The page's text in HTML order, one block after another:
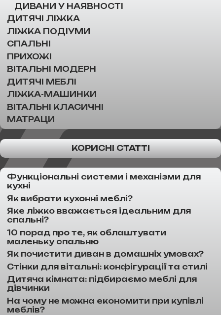
ДИВАНИ У НАЯВНОСТІ
ДИТЯЧІ ЛІЖКА
ЛІЖКА ПОДІУМИ
СПАЛЬНІ
ПРИХОЖІ
ВІТАЛЬНІ МОДЕРН
ДИТЯЧІ МЕБЛІ
ЛІЖКА-МАШИНКИ
ВІТАЛЬНІ КЛАСИЧНІ
МАТРАЦИ
КОРИСНІ СТАТТІ
Функціональні системи і механізми для
кухні
Як вибрати кухонні меблі?
Яке ліжко вважається ідеальним для
спальні?
10 порад про те, як облаштувати
маленьку спальню
Як почистити диван в домашніх умовах?
Стінки для вітальні: конфігурації та стилі
Дитяча кімната: підбираємо меблі для
дівчинки
На чому не можна економити при купівлі
меблів?